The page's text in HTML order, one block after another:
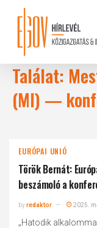
content
Találat:
(MI) —
EURÓPAI UNIÓ
Török Bernát:
beszámoló a
byredaktor 2025.
„Hatodik